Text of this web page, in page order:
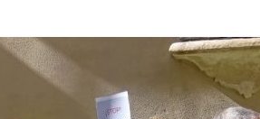
Convocatorias Corrupción Crisis
Derechos humanos Derechos LGTBIQ+
EE.UU. Entrevistas
Fascismo Feminismo Filipinas Fotos
Imperialismo Incendio Forestal